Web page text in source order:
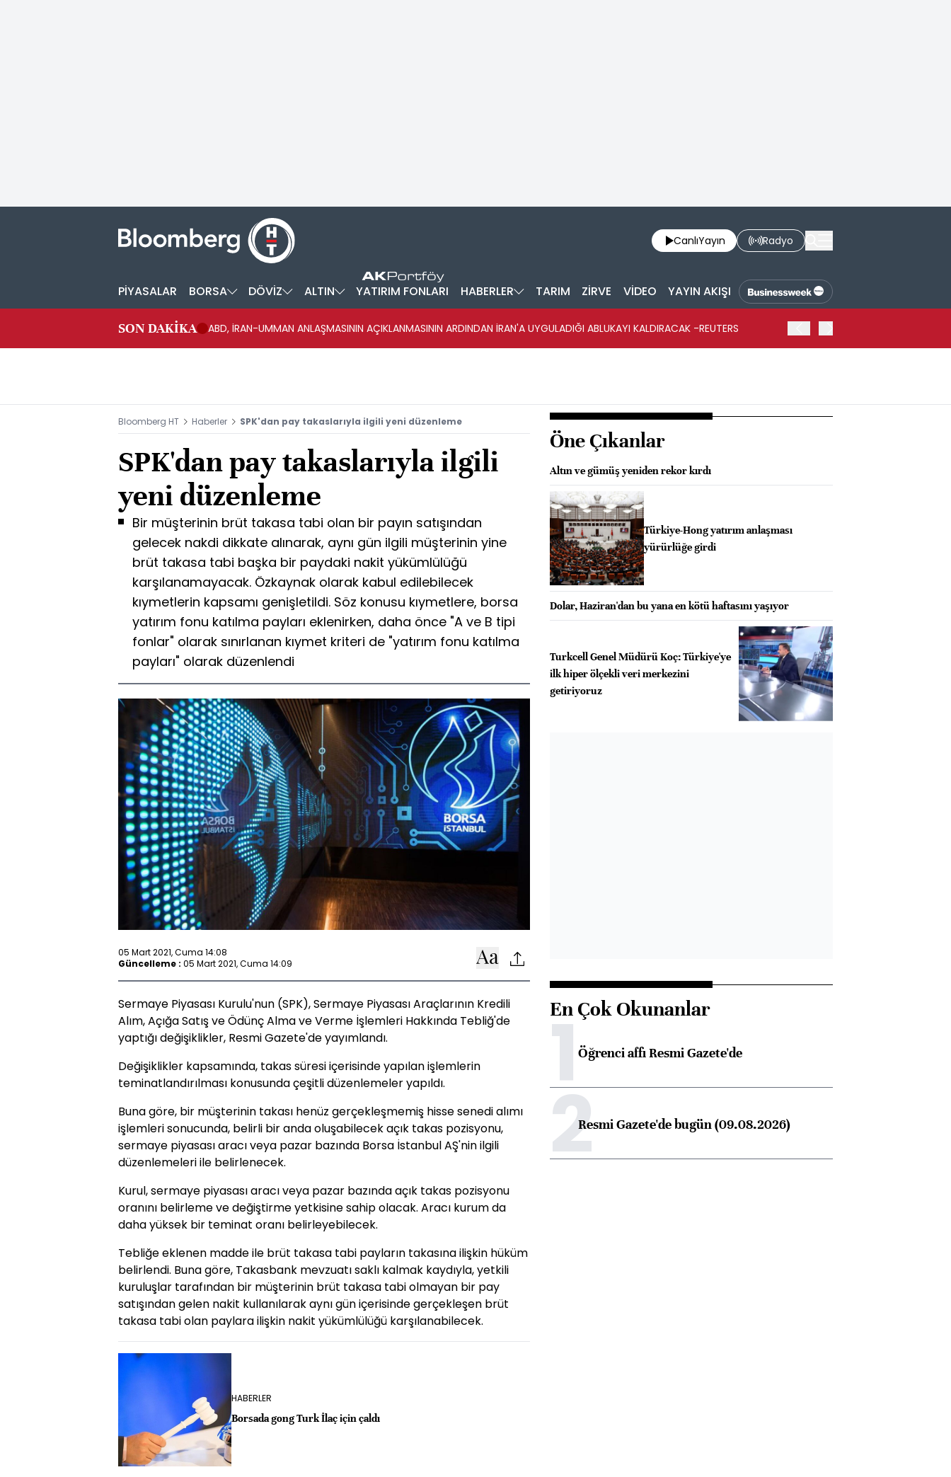
CanlıYayın Radyo
PİYASALAR BORSA DÖVİZ ALTIN YATIRIM FONLARI HABERLER TARIM ZİRVE VİDEO YAYIN AKIŞI
SON DAKİKA ABD, İRAN-UMMAN ANLAŞMASININ AÇIKLANMASININ ARDINDAN İRAN'A UYGULADIĞI ABLUKAYI KALDIRACAK -REUTERS
Bloomberg HT Haberler SPK'dan pay takaslarıyla ilgili yeni düzenleme
SPK'dan pay takaslarıyla ilgili
yeni düzenleme
Bir müşterinin brüt takasa tabi olan bir payın satışından
gelecek nakdi dikkate alınarak, aynı gün ilgili müşterinin yine
brüt takasa tabi başka bir paydaki nakit yükümlülüğü
karşılanamayacak. Özkaynak olarak kabul edilebilecek
kıymetlerin kapsamı genişletildi. Söz konusu kıymetlere, borsa
yatırım fonu katılma payları eklenirken, daha önce "A ve B tipi
fonlar" olarak sınırlanan kıymet kriteri de "yatırım fonu katılma
payları" olarak düzenlendi
05 Mart 2021, Cuma 14:08
Güncelleme : 05 Mart 2021, Cuma 14:09
Sermaye Piyasası Kurulu'nun (SPK), Sermaye Piyasası Araçlarının Kredili
Alım, Açığa Satış ve Ödünç Alma ve Verme İşlemleri Hakkında Tebliğ'de
yaptığı değişiklikler, Resmi Gazete'de yayımlandı.
Değişiklikler kapsamında, takas süresi içerisinde yapılan işlemlerin
teminatlandırılması konusunda çeşitli düzenlemeler yapıldı.
Buna göre, bir müşterinin takası henüz gerçekleşmemiş hisse senedi alımı
işlemleri sonucunda, belirli bir anda oluşabilecek açık takas pozisyonu,
sermaye piyasası aracı veya pazar bazında Borsa İstanbul AŞ'nin ilgili
düzenlemeleri ile belirlenecek.
Kurul, sermaye piyasası aracı veya pazar bazında açık takas pozisyonu
oranını belirleme ve değiştirme yetkisine sahip olacak. Aracı kurum da
daha yüksek bir teminat oranı belirleyebilecek.
Tebliğe eklenen madde ile brüt takasa tabi payların takasına ilişkin hüküm
belirlendi. Buna göre, Takasbank mevzuatı saklı kalmak kaydıyla, yetkili
kuruluşlar tarafından bir müşterinin brüt takasa tabi olmayan bir pay
satışından gelen nakit kullanılarak aynı gün içerisinde gerçekleşen brüt
takasa tabi olan paylara ilişkin nakit yükümlülüğü karşılanabilecek.
HABERLER
Borsada gong Turk İlaç için çaldı
Öne Çıkanlar
Altın ve gümüş yeniden rekor kırdı
Türkiye-Hong yatırım anlaşması
yürürlüğe girdi
Dolar, Haziran'dan bu yana en kötü haftasını yaşıyor
Turkcell Genel Müdürü Koç: Türkiye'ye
ilk hiper ölçekli veri merkezini
getiriyoruz
En Çok Okunanlar
1Öğrenci affı Resmi Gazete'de
2Resmi Gazete'de bugün (09.08.2026)